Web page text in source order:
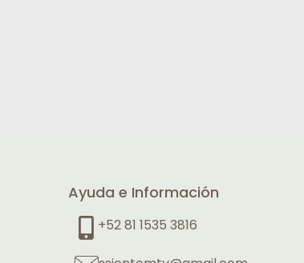
Ayuda e Información
+52 81 1535 3816